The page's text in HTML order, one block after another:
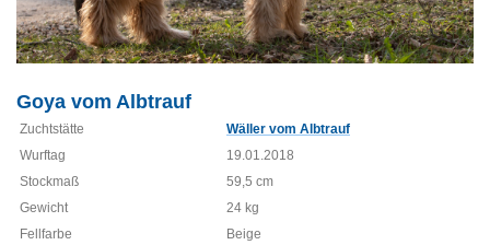
Goya vom Albtrauf
Zuchtstätte
Wäller vom Albtrauf
Wurftag
19.01.2018
Stockmaß
59,5 cm
Gewicht
24 kg
Fellfarbe
Beige